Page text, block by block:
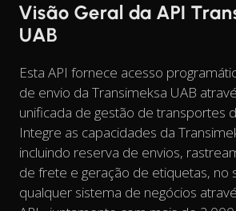
Visão Geral da API
UAB
Esta API fornece acesso
de envio da Transimeksa UAB
unificada de gestão de transportes
Integre as capacidades da
incluindo reserva de envios,
de frete e geração de etiquetas, no
qualquer sistema de negócios